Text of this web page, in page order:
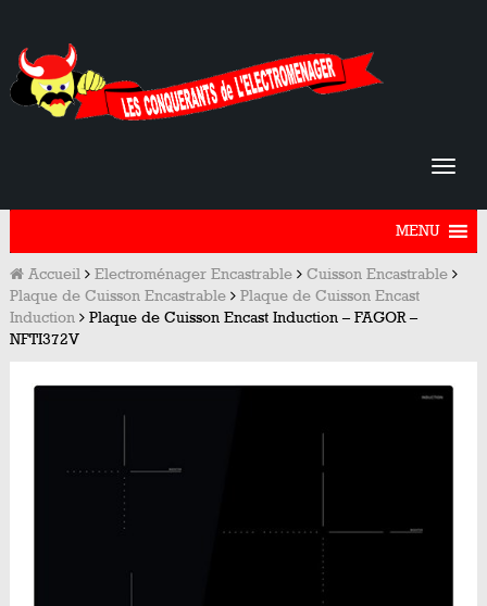
MENU
Accueil Electroménager Encastrable
Cuisson Encastrable
Plaque de Cuisson Encastrable
Plaque de Cuisson Encast
Induction
Plaque de Cuisson Encast Induction – FAGOR –
NFTI372V